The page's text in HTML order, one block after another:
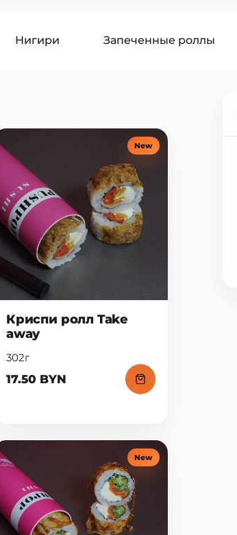
Нигири Запеченные роллы
New
Криспи ролл Take
away
302г
17.50 BYN
New